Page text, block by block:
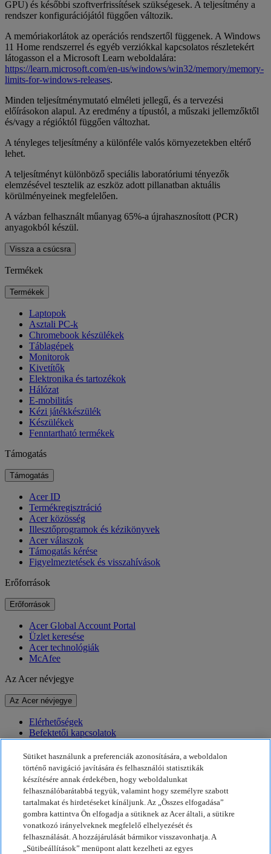
GPU) és későbbi szoftverfrissítések szükségesek. A teljesítmény a
rendszer konfigurációjától függően változik.
A memóriakorlátok az operációs rendszertől függenek. A Windows
11 Home rendszerrel és egyéb verziókkal kapcsolatos részletekért
látogasson el a Microsoft Learn weboldalára:
https://learn.microsoft.com/en-us/windows/win32/memory/memory-
limits-for-windows-releases.
Minden teljesítménymutató elméleti jellegű, és a tervezési
előírásokon alapul. Az eredmény a típustól, a műszaki jellemzőktől
és/vagy a régióktól függően változhat.
A tényleges teljesítmény a különféle valós környezetekben eltérő
lehet.
A teljesítményt különböző speciális laboratóriumi tényezők
elemzésével tesztelik az eszköz adott pillanatban aktuális
körülményeinek megfelelően.
A vázban felhasznált műanyag 65%-a újrahasznosított (PCR)
anyagokból készül.
Vissza a csúcsra
Termékek
Termékek
Laptopok
Asztali PC-k
Chromebook készülékek
Táblagépek
Monitorok
Kivetítők
Elektronika és tartozékok
Hálózat
E-mobilitás
Kézi játékkészülék
Készülékek
Fenntartható termékek
Támogatás
Támogatás
Acer ID
Termékregisztráció
Acer közösség
Illesztőprogramok és kézikönyvek
Acer válaszok
Támogatás kérése
Figyelmeztetések és visszahívások
Erőforrások
Erőforrások
Acer Global Account Portal
Üzlet keresése
Acer technológiák
McAfee
Az Acer névjegye
Az Acer névjegye
Elérhetőségek
Befektetői kapcsolatok
Díjak
Események
Fenntarthatóság
Fenntarthatóság
Vállalati társadalmi felelősségvállalás
A termékek ökológiai lábnyoma
Project Humanity
Sütiket használunk a preferenciák azonosítására, a weboldalon
történő navigáció javítására és felhasználói statisztikák
készítésére annak érdekében, hogy weboldalunkat
felhasználóbarátabbá tegyük, valamint hogy személyre szabott
tartalmakat és hirdetéseket kínáljunk. Az „Összes elfogadása”
gombra kattintva Ön elfogadja a sütiknek az Acer általi, a sütikre
vonatkozó irányelveknek megfelelő elhelyezését és
felhasználását. A hozzájárulását bármikor visszavonhatja. A
„Sütibeállítások” menüpont alatt kezelheti az egyes